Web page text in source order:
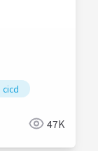
cicd
47K